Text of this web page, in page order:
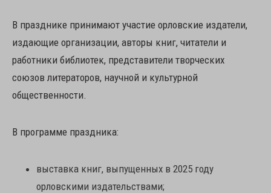
В празднике принимают участие орловские издатели,
издающие организации, авторы книг, читатели и
работники библиотек, представители творческих
союзов литераторов, научной и культурной
общественности.
В программе праздника:
выставка книг, выпущенных в 2025 году
орловскими издательствами;